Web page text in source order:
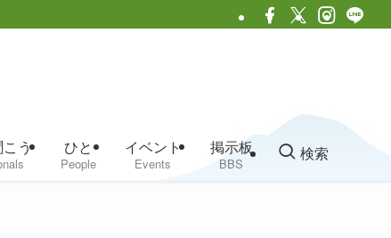
う ひと
People
イベント
Events
掲示板
BBS
検索